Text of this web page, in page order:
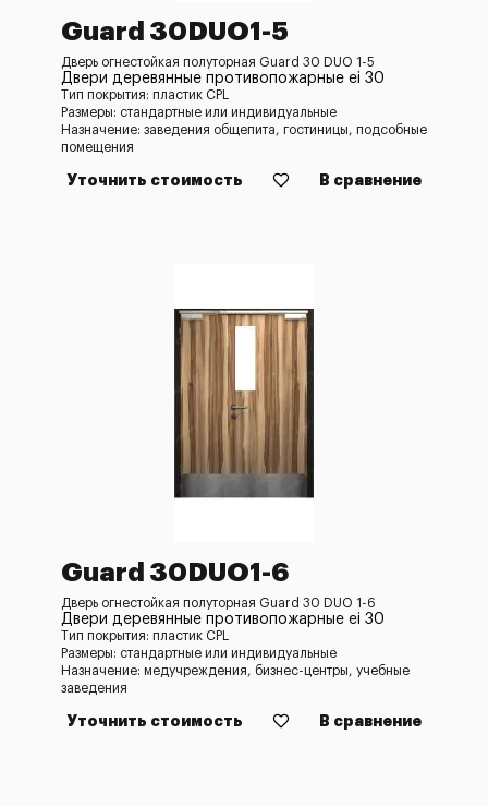
Guard 30DUO1-5
Дверь огнестойкая полуторная Guard 30 DUO 1-5
Двери деревянные противопожарные ei 30
Тип покрытия: пластик CPL
Размеры: стандартные или индивидуальные
Назначение: заведения общепита, гостиницы, подсобные
помещения
Уточнить стоимость В сравнение
Guard 30DUO1-6
Дверь огнестойкая полуторная Guard 30 DUO 1-6
Двери деревянные противопожарные ei 30
Тип покрытия: пластик CPL
Размеры: стандартные или индивидуальные
Назначение: медучреждения, бизнес-центры, учебные
заведения
Уточнить стоимость В сравнение